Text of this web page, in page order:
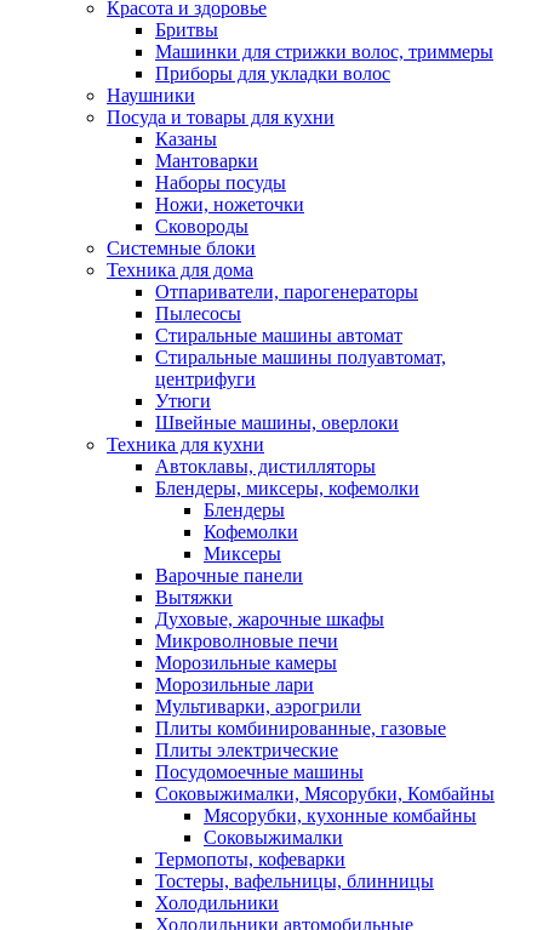
Красота и здоровье
Бритвы
Машинки для стрижки волос, триммеры
Приборы для укладки волос
Наушники
Посуда и товары для кухни
Казаны
Мантоварки
Наборы посуды
Ножи, ножеточки
Сковороды
Системные блоки
Техника для дома
Отпариватели, парогенераторы
Пылесосы
Стиральные машины автомат
Стиральные машины полуавтомат,
центрифуги
Утюги
Швейные машины, оверлоки
Техника для кухни
Автоклавы, дистилляторы
Блендеры, миксеры, кофемолки
Блендеры
Кофемолки
Миксеры
Варочные панели
Вытяжки
Духовые, жарочные шкафы
Микроволновые печи
Морозильные камеры
Морозильные лари
Мультиварки, аэрогрили
Плиты комбинированные, газовые
Плиты электрические
Посудомоечные машины
Соковыжималки, Мясорубки, Комбайны
Мясорубки, кухонные комбайны
Соковыжималки
Термопоты, кофеварки
Тостеры, вафельницы, блинницы
Холодильники
Холодильники автомобильные